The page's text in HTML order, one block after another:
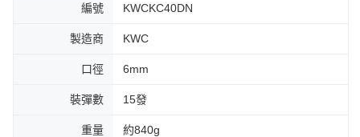
編號 KWCKC40DN
製造商 KWC
口徑 6mm
裝彈數 15發
重量 約840g